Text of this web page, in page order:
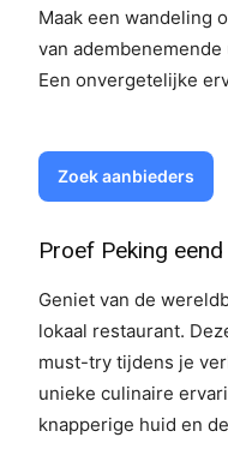
Maak een wandeling
van
Een onvergetelijke
Zoek aanbieders
Proef Peking eend
Geniet van de
lokaal restaurant.
must-try tijdens je
unieke culinaire
knapperige huid en